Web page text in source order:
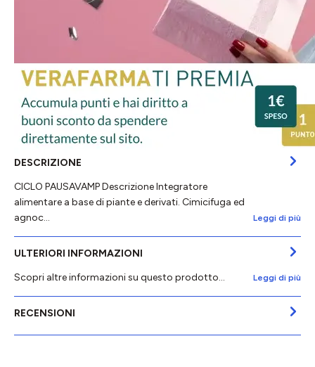
DESCRIZIONE
CICLO PAUSAVAMP Descrizione Integratore
alimentare a base di piante e derivati. Cimicifuga ed
agnoc…
Leggi di più
ULTERIORI INFORMAZIONI
Scopri altre informazioni su questo prodotto...
Leggi di più
RECENSIONI